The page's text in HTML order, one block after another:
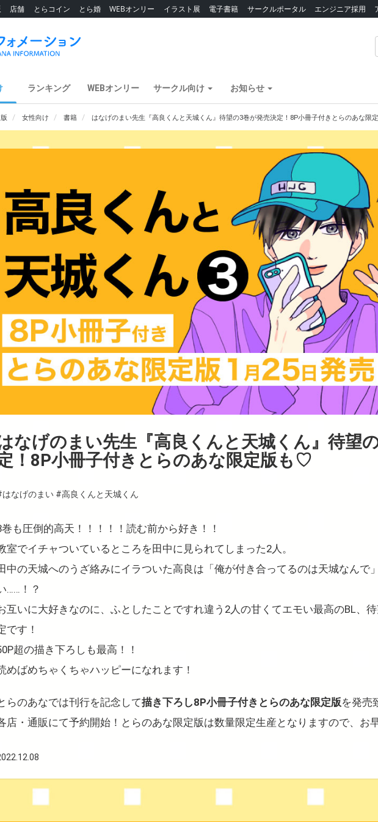
店舗 とらコイン とら婚 WEBオンリー イラスト展 電子書籍 サークルポータル エンジニア採用
ランキング WEBオンリー サークル向け お知らせ
女性向け 書籍 はなげのまい先生『高良くんと天城くん』待望の3巻が発売決定！8P小冊子付きとらのあな限
なげのまい先生『高良くんと天城くん』待望
！8P小冊子付きとらのあな限定版も♡
はなげのまい #高良くんと天城くん
巻も圧倒的高天！！！！！読む前から好き！！
室でイチャついている と ころを田中に見られてしまった2人。
中の天城へのうざ絡みにイラついた高良は「俺が付き合ってるのは天城なんで」
……！？
互いに大好きなのに、 ふ と したこ と ですれ違う2人の甘くてエモい最高のBL、
です！
超の描き下ろしも最高 ！！
めばめちゃくちゃハッピーになれます！
らのあなでは刊行を記念して描き下ろし8P小冊子付きとらのあな限定版を発売
店・通販にて予約開始！とらのあな限定版は数量限定生産となりますので、お